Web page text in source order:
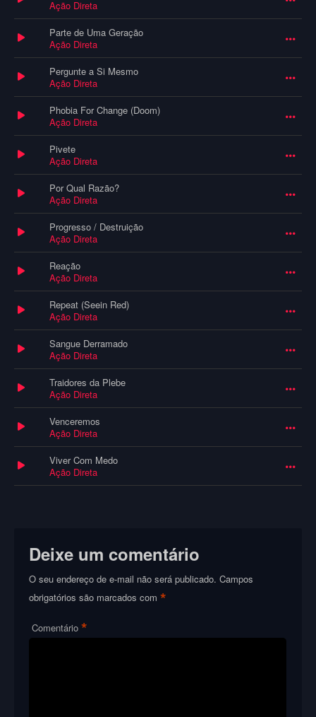
Ação Direta
Parte de Uma Geração
Ação Direta
Pergunte a Si Mesmo
Ação Direta
Phobia For Change (Doom)
Ação Direta
Pivete
Ação Direta
Por Qual Razão?
Ação Direta
Progresso / Destruição
Ação Direta
Reação
Ação Direta
Repeat (Seein Red)
Ação Direta
Sangue Derramado
Ação Direta
Traidores da Plebe
Ação Direta
Venceremos
Ação Direta
Viver Com Medo
Ação Direta
Deixe um comentário
O seu endereço de e-mail não será publicado. Campos
obrigatórios são marcados com*
Comentário *